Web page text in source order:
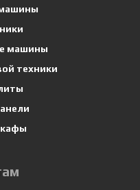
машины
техники